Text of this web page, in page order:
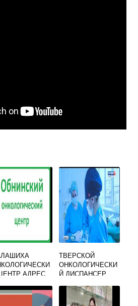
АДРЕС
ТВЕРСКОЙ
ОНКОЛОГИЧЕСКИ
Й ДИСПАНСЕР
ЗАПИСЬ К
МАММОЛОГУ